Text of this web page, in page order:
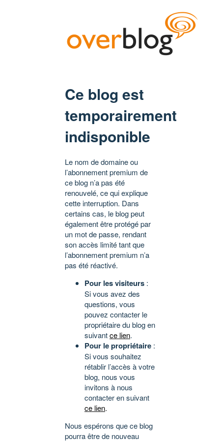
Ce blog est
temporairement
indisponible
Le nom de domaine ou
l’abonnement premium de
ce blog n’a pas été
renouvelé, ce qui explique
cette interruption. Dans
certains cas, le blog peut
également être protégé par
un mot de passe, rendant
son accès limité tant que
l’abonnement premium n’a
pas été réactivé.
Pour les visiteurs :
Si vous avez des
questions, vous
pouvez contacter le
propriétaire du blog en
suivantce lien.
Pour le propriétaire :
Si vous souhaitez
rétablir l’accès à votre
blog, nous vous
invitons à nous
contacter en suivant
ce lien.
Nous espérons que ce blog
pourra être de nouveau